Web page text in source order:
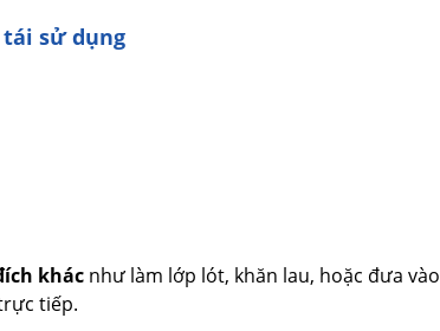
sử dụng
khác như làm lớp lót, khăn lau, hoặc đưa vào
tiếp.